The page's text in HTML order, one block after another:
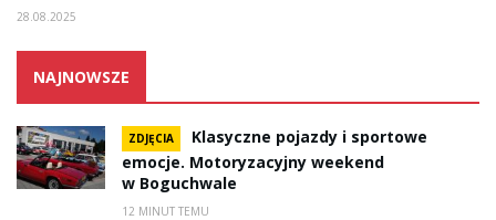
28.08.2025
NAJNOWSZE
ZDJĘCIA
Klasyczne pojazdy i sportowe
emocje. Motoryzacyjny weekend
w Boguchwale
12 MINUT TEMU